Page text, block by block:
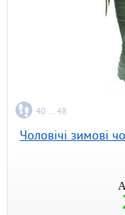
40 ... 48
Чоловічі зимові